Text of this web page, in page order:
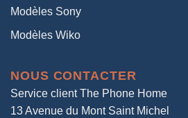
Modèles Sony
Modèles Wiko
NOUS CONTACTER
Service client The Phone Home
13 Avenue du Mont Saint Michel